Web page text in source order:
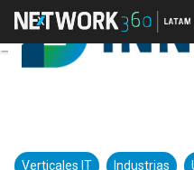
Verticales IT Industrias